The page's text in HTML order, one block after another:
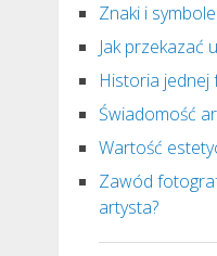
Znaki i
Jak przekazać
Historia jednej
Świadomość
Wartość
Zawód
artysta?